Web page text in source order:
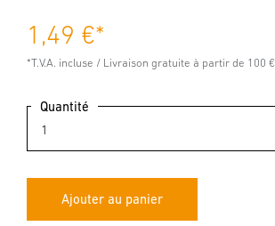
1,49 €*
*T.V.A. incluse / Livraison gratuite à partir de 100 €
Quantité